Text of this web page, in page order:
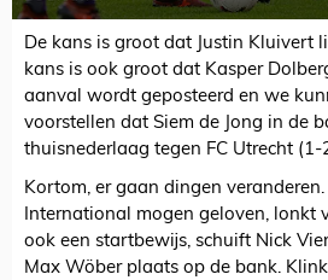
De kans is groot dat Justin Kluivert
kans is ook groot dat Kasper
aanval wordt geposteerd en we
voorstellen dat Siem de Jong in de
thuisnederlaag tegen FC Utrecht (1-
Kortom, er gaan dingen
International mogen geloven, lonkt
ook een startbewijs, schuift Nick
Max Wöber plaats op de bank.